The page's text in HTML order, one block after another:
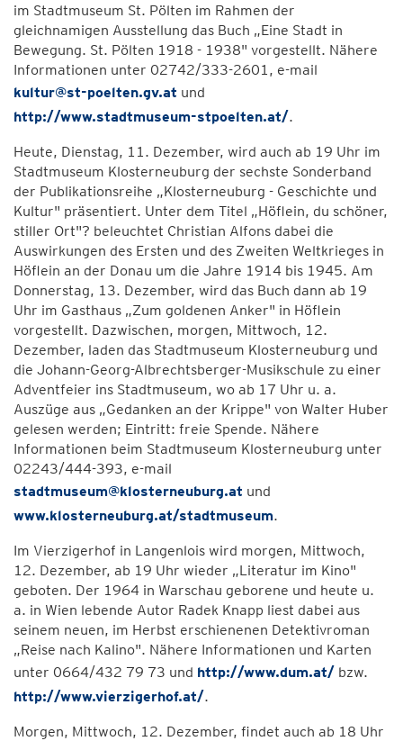
im Stadtmuseum St. Pölten im Rahmen der
gleichnamigen Ausstellung das Buch „Eine Stadt in
Bewegung. St. Pölten 1918 - 1938" vorgestellt. Nähere
Informationen unter 02742/333-2601, e-mail
kultur@st-poelten.gv.at und
http://www.stadtmuseum-stpoelten.at/.
Heute, Dienstag, 11. Dezember, wird auch ab 19 Uhr im
Stadtmuseum Klosterneuburg der sechste Sonderband
der Publikationsreihe „Klosterneuburg - Geschichte und
Kultur" präsentiert. Unter dem Titel „Höflein, du schöner,
stiller Ort"? beleuchtet Christian Alfons dabei die
Auswirkungen des Ersten und des Zweiten Weltkrieges in
Höflein an der Donau um die Jahre 1914 bis 1945. Am
Donnerstag, 13. Dezember, wird das Buch dann ab 19
Uhr im Gasthaus „Zum goldenen Anker" in Höflein
vorgestellt. Dazwischen, morgen, Mittwoch, 12.
Dezember, laden das Stadtmuseum Klosterneuburg und
die Johann-Georg-Albrechtsberger-Musikschule zu einer
Adventfeier ins Stadtmuseum, wo ab 17 Uhr u. a.
Auszüge aus „Gedanken an der Krippe" von Walter Huber
gelesen werden; Eintritt: freie Spende. Nähere
Informationen beim Stadtmuseum Klosterneuburg unter
02243/444-393, e-mail
stadtmuseum@klosterneuburg.at und
www.klosterneuburg.at/stadtmuseum.
Im Vierzigerhof in Langenlois wird morgen, Mittwoch,
12. Dezember, ab 19 Uhr wieder „Literatur im Kino"
geboten. Der 1964 in Warschau geborene und heute u.
a. in Wien lebende Autor Radek Knapp liest dabei aus
seinem neuen, im Herbst erschienenen Detektivroman
„Reise nach Kalino". Nähere Informationen und Karten
unter 0664/432 79 73 und http://www.dum.at/ bzw.
http://www.vierzigerhof.at/.
Morgen, Mittwoch, 12. Dezember, findet auch ab 18 Uhr